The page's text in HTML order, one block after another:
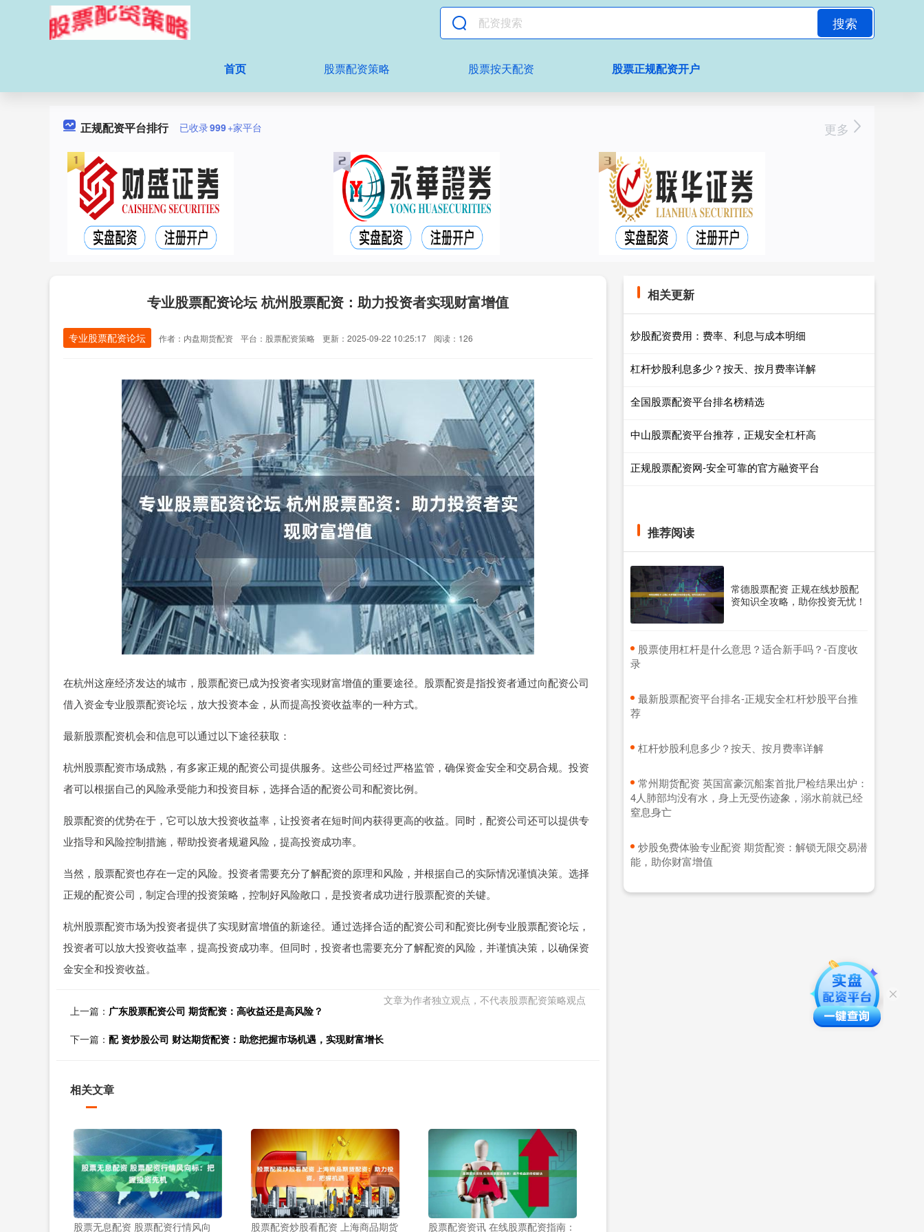
搜索
首页 股票配资策略 股票按天配资 股票正规配资开户
正规配资平台排行 已收录999+家平台 更多
专业股票配资论坛 杭州股票配资：助力投资者实现财富增值
专业股票配资论坛 作者：内盘期货配资 平台：股票配资策略 更新：2025-09-22 10:25:17 阅读：126
在杭州这座经济发达的城市，股票配资已成为投资者实现财富增值的重要途径。股票配资是指投资者通过向配资公司
借入资金专业股票配资论坛，放大投资本金，从而提高投资收益率的一种方式。
最新股票配资机会和信息可以通过以下途径获取：
杭州股票配资市场成熟，有多家正规的配资公司提供服务。这些公司经过严格监管，确保资金安全和交易合规。投资
者可以根据自己的风险承受能力和投资目标，选择合适的配资公司和配资比例。
股票配资的优势在于，它可以放大投资收益率，让投资者在短时间内获得更高的收益。同时，配资公司还可以提供专
业指导和风险控制措施，帮助投资者规避风险，提高投资成功率。
当然，股票配资也存在一定的风险。投资者需要充分了解配资的原理和风险，并根据自己的实际情况谨慎决策。选择
正规的配资公司，制定合理的投资策略，控制好风险敞口，是投资者成功进行股票配资的关键。
杭州股票配资市场为投资者提供了实现财富增值的新途径。通过选择合适的配资公司和配资比例专业股票配资论坛，
投资者可以放大投资收益率，提高投资成功率。但同时，投资者也需要充分了解配资的风险，并谨慎决策，以确保资
金安全和投资收益。
文章为作者独立观点，不代表股票配资策略观点
上一篇： 广东股票配资公司 期货配资：高收益还是高风险？
下一篇： 配 资炒股公司 财达期货配资：助您把握市场机遇，实现财富增长
相关文章
股票无息配资 股票配资行情风向 股票配资炒股看配资 上海商品期货 股票配资资讯 在线股票配资指南：
相关更新
炒股配资费用：费率、利息与成本明细
杠杆炒股利息多少？按天、按月费率详解
全国股票配资平台排名榜精选
中山股票配资平台推荐，正规安全杠杆高
正规股票配资网-安全可靠的官方融资平台
推荐阅读
常德股票配资 正规在线炒股配
资知识全攻略，助你投资无忧！
​股票使用杠杆是什么意思？适合新手吗？-百度收
录
​最新股票配资平台排名-正规安全杠杆炒股平台推
荐
​杠杆炒股利息多少？按天、按月费率详解
​常州期货配资 英国富豪沉船案首批尸检结果出炉：
4人肺部均没有水，身上无受伤迹象，溺水前就已经
窒息身亡
​炒股免费体验专业配资 期货配资：解锁无限交易潜
能，助你财富增值